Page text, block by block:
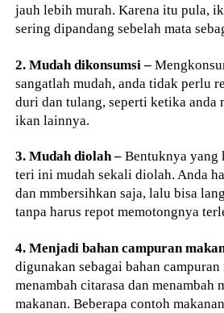
jauh lebih murah. Karena itu pula,
sering dipandang sebelah mata
2. Mudah dikonsumsi –
sangatlah mudah, anda tidak perlu
duri dan tulang, seperti ketika anda
ikan lainnya.
3. Mudah diolah –Bentuknya yang
teri ini mudah sekali diolah. Anda
dan mmbersihkan saja, lalu bisa
tanpa harus repot memotongnya
4. Menjadi bahan campuran
digunakan sebagai bahan
menambah citarasa dan menambah
makanan. Beberapa contoh